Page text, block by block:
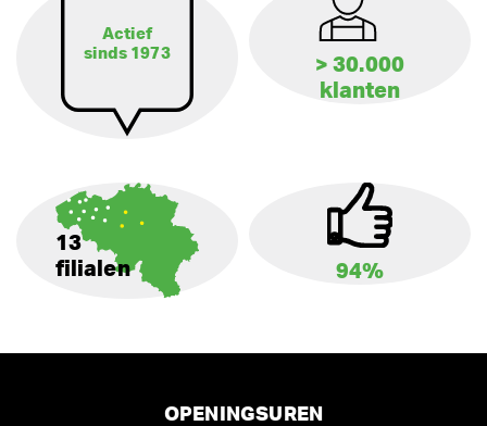
Actief
sinds 1973
> 30.000
klanten
13
filialen
94%
OPENINGSUREN